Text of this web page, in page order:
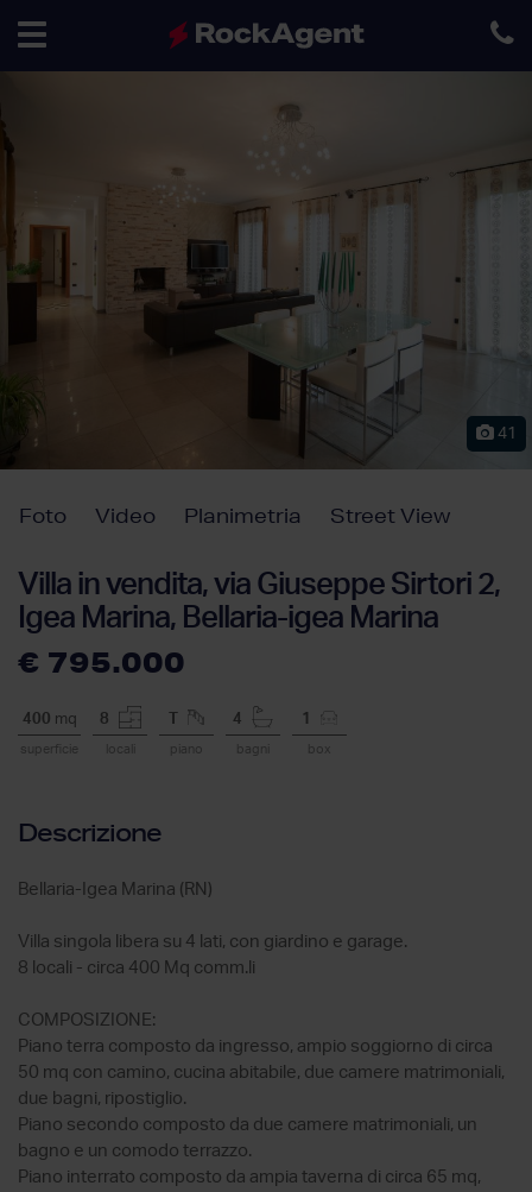
Villa in vendita, via Giuseppe Sirtori 2,
Igea Marina, Bellaria-igea Marina
€ 795.000
400 mq
superficie
8
locali piano
4
bagni
1
box
41
Foto Video Planimetria Street View
Descrizione
Bellaria-Igea Marina (RN)
Villa singola libera su 4 lati, con giardino e garage.
8 locali - circa 400 Mq comm.li
COMPOSIZIONE:
Piano terra composto da ingresso, ampio soggiorno di circa
50 mq con camino, cucina abitabile, due camere matrimoniali,
due bagni, ripostiglio.
Piano secondo composto da due camere matrimoniali, un
bagno e un comodo terrazzo.
Piano interrato composto da ampia taverna di circa 65 mq,